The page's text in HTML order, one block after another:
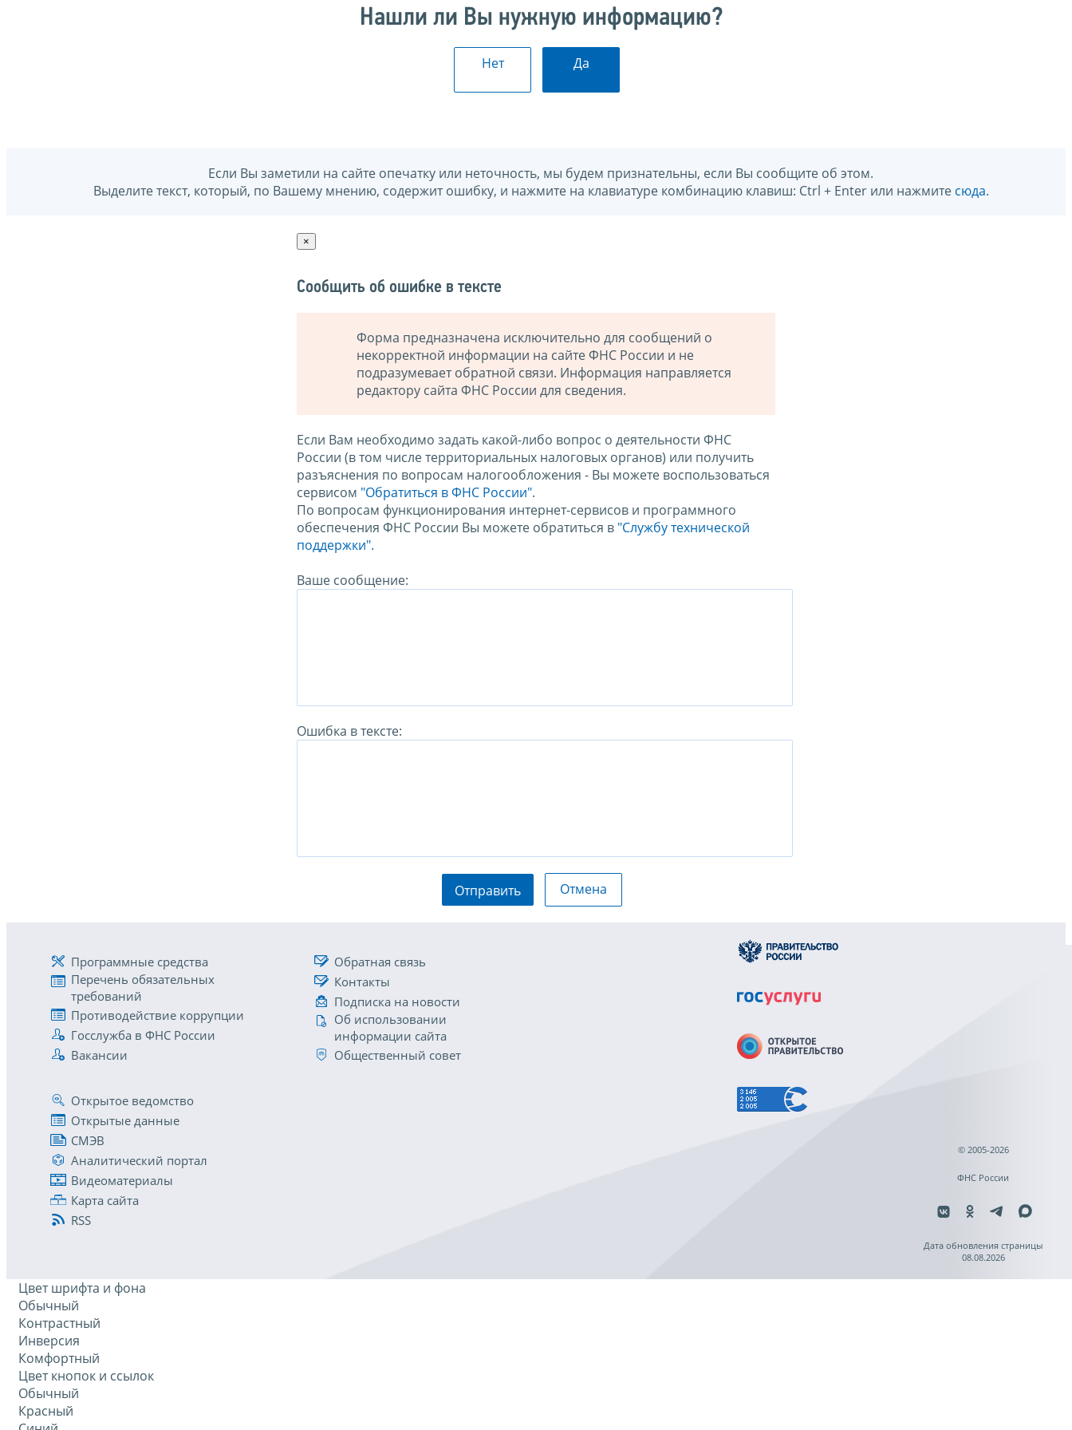
Нашли ли Вы нужную информацию?
Нет Да
Если Вы заметили на сайте опечатку или неточность, мы будем признательны, если Вы сообщите об этом.
Выделите текст, который, по Вашему мнению, содержит ошибку, и нажмите на клавиатуре комбинацию клавиш: Ctrl + Enter или нажмите сюда.
×
Сообщить об ошибке в тексте
Форма предназначена исключительно для сообщений о
некорректной информации на сайте ФНС России и не
подразумевает обратной связи. Информация направляется
редактору сайта ФНС России для сведения.
Если Вам необходимо задать какой-либо вопрос о деятельности ФНС
России (в том числе территориальных налоговых органов) или получить
разъяснения по вопросам налогообложения - Вы можете воспользоваться
сервисом "Обратиться в ФНС России".
По вопросам функционирования интернет-сервисов и программного
обеспечения ФНС России Вы можете обратиться в "Службу технической
поддержки".
Ваше сообщение:
Ошибка в тексте:
Отправить Отмена
Программные средства
Перечень обязательных
требований
Противодействие коррупции
Госслужба в ФНС России
Вакансии
Обратная связь
Контакты
Подписка на новости
Об использовании
информации сайта
Общественный совет
Открытое ведомство
Открытые данные
СМЭВ
Аналитический портал
Видеоматериалы
Карта сайта
RSS
© 2005-2026
ФНС России
Дата обновления страницы
08.08.2026
Цвет шрифта и фона
Обычный
Контрастный
Инверсия
Комфортный
Цвет кнопок и ссылок
Обычный
Красный